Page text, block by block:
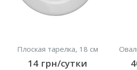
Плоская тарелка, 18 см
14 грн/сутки